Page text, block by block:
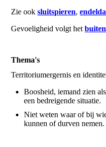
Zie ooksluitspieren,
Gevoeligheid volgt het
Thema's
Territoriumergernis en
Boosheid, iemand zien
een bedreigende situatie.
Niet weten waar of bij
kunnen of durven nemen.